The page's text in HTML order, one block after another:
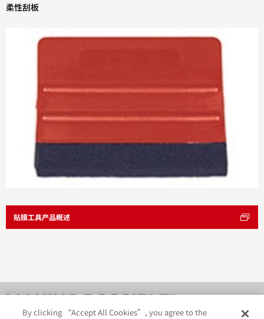
柔性刮板
贴膜工具产品概述
By clicking “Accept All Cookies”, you agree to the